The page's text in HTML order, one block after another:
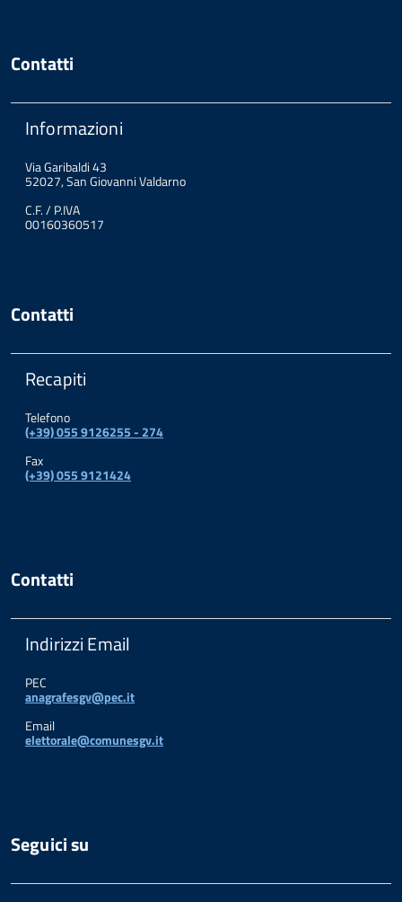
Contatti
Informazioni
Via Garibaldi 43
52027, San Giovanni Valdarno
C.F. / P.IVA
00160360517
Contatti
Recapiti
Telefono
(+39) 055 9126255 - 274
Fax
(+39) 055 9121424
Contatti
Indirizzi Email
PEC
anagrafesgv@pec.it
Email
elettorale@comunesgv.it
Seguici su